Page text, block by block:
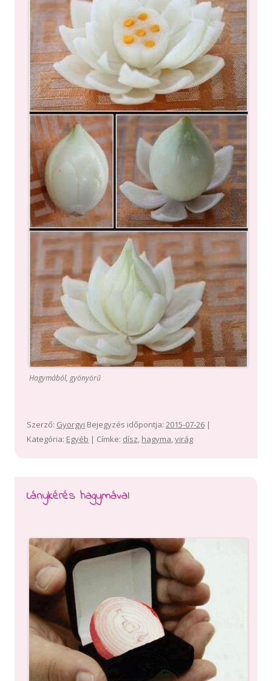
Hagymából, gyönyörű
Szerző: Gyorgyi Bejegyzés időpontja: 2015-07-26 |
Kategória: Egyéb | Címke: dísz hagyma virág
Lánykérés hagymával